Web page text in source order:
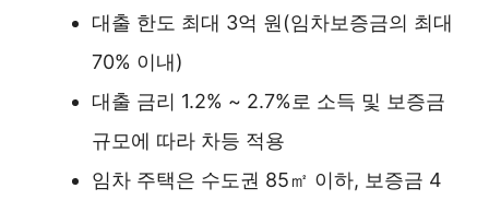
대출 한도 최대 3억 원(임차보증금의 최대
70% 이내)
대출 금리 1.2% ~ 2.7%로 소득 및 보증금
규모에 따라 차등 적용
임차 주택은 수도권 85㎡ 이하, 보증금 4